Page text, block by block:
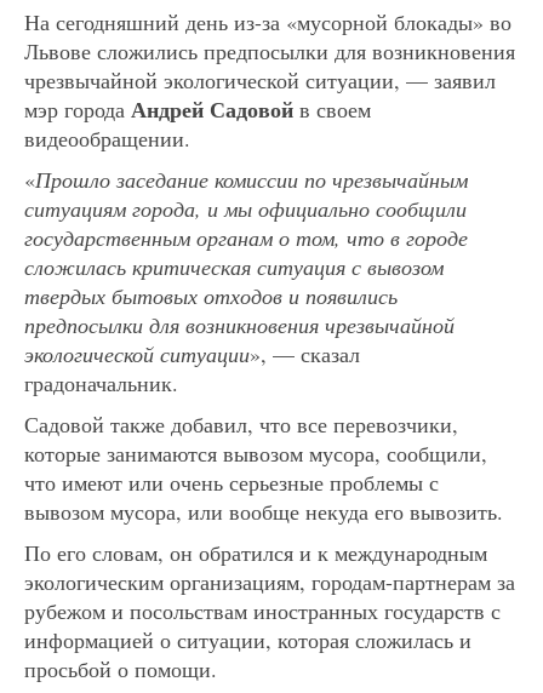
На сегодняшний день из-за «мусорной блокады» во
Львове сложились предпосылки для возникновения
чрезвычайной экологической ситуации, — заявил
мэр города Андрей Садовой в своем
видеообращении.
«Прошло заседание комиссии по чрезвычайным
ситуациям города, и мы официально сообщили
государственным органам о том, что в городе
сложилась критическая ситуация с вывозом
твердых бытовых отходов и появились
предпосылки для возникновения чрезвычайной
экологической ситуации», — сказал
градоначальник.
Садовой также добавил, что все перевозчики,
которые занимаются вывозом мусора, сообщили,
что имеют или очень серьезные проблемы с
вывозом мусора, или вообще некуда его вывозить.
По его словам, он обратился и к международным
экологическим организациям, городам-партнерам за
рубежом и посольствам иностранных государств с
информацией о ситуации, которая сложилась и
просьбой о помощи.